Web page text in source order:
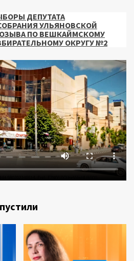
ДЕПУТАТА
УЛЬЯНОВСКОЙ
ПО ВЕШКАЙМСКОМУ
ОКРУГУ №2